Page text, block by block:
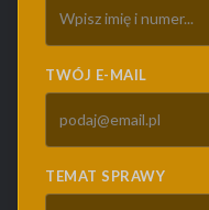
TWÓJ E-MAIL
TEMAT SPRAWY